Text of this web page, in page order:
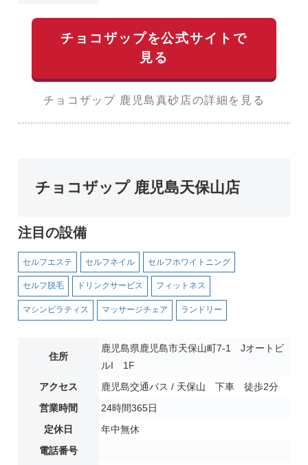
チョコザップを公式サイトで
見る
チョコザップ 鹿児島真砂店の詳細を見る
チョコザップ 鹿児島天保山店
注目の設備
セルフエステ セルフネイル セルフホワイトニング
セルフ脱毛 ドリンクサービス フィットネス
マシンピラティス マッサージチェア ランドリー
住所
鹿児島県鹿児島市天保山町7-1 Jオートビ
ルI 1F
アクセス
鹿児島交通バス / 天保山 下車 徒歩2分
営業時間
24時間365日
定休日
年中無休
電話番号